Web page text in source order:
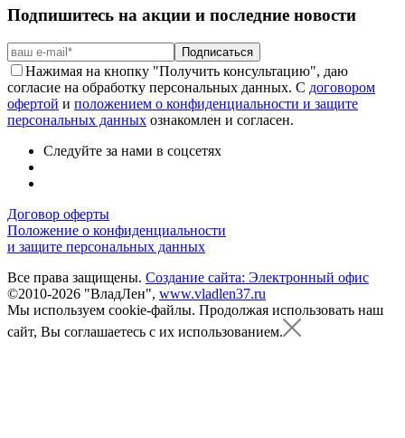
Подпишитесь на акции и последние новости
Подписаться
Нажимая на кнопку "Получить консультацию", даю
согласие на обработку персональных данных. С договором
офертой и положением о конфиденциальности и защите
персональных данных ознакомлен и согласен.
Следуйте за нами в соцсетях
Договор оферты
Положение о конфиденциальности
и защите персональных данных
Все права защищены. Создание сайта: Электронный офис
©2010-2026 "ВладЛен", www.vladlen37.ru
Мы используем cookie-файлы. Продолжая использовать наш
сайт, Вы соглашаетесь с их использованием.